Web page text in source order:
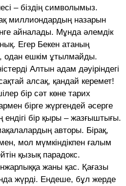
– біздің символымыз.
ақ миллиондардың назарын
айналады. Мұнда әлемдік
Егер Бекен атаның
одан ешкім ұтыл­майды.
Алтын адам дәуірін­дегі
алсақ, қандай керемет!
бір сәт көне тарих
бірге жүргендей әсерге
ендігі бір қыры – жазғыштығы.
авторы. Бірақ,
мол мүмкіндікпен ғалым
қызық парадокс.
жаны қас. Қағазы
жүрді. Ендеше, бұл жерде